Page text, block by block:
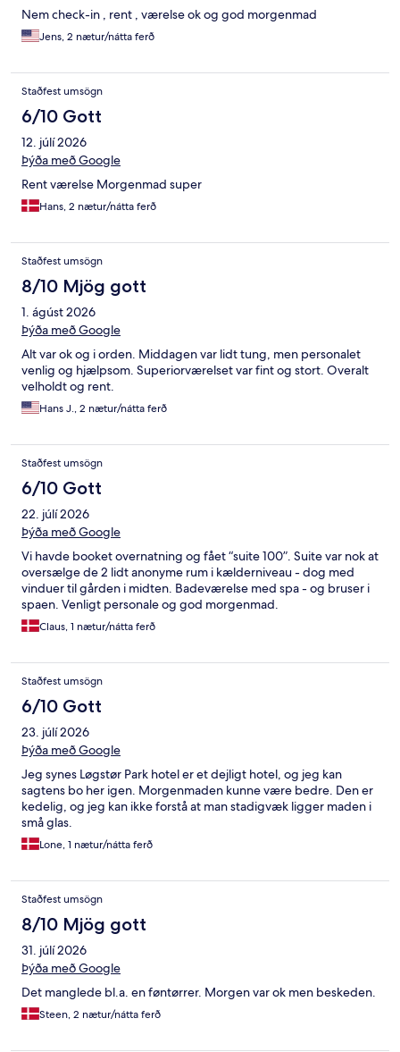
Nem check-in , rent , værelse ok og god morgenmad
Jens, 2 nætur/nátta ferð
Staðfest umsögn
6/10 Gott
12. júlí 2026
Þýða með Google
Rent værelse Morgenmad super
Hans, 2 nætur/nátta ferð
Staðfest umsögn
8/10 Mjög gott
1. ágúst 2026
Þýða með Google
Alt var ok og i orden. Middagen var lidt tung, men personalet
venlig og hjælpsom. Superiorværelset var fint og stort. Overalt
velholdt og rent.
Hans J., 2 nætur/nátta ferð
Staðfest umsögn
6/10 Gott
22. júlí 2026
Þýða með Google
Vi havde booket overnatning og fået “suite 100”. Suite var nok at
oversælge de 2 lidt anonyme rum i kælderniveau - dog med
vinduer til gården i midten. Badeværelse med spa - og bruser i
spaen. Venligt personale og god morgenmad.
Claus, 1 nætur/nátta ferð
Staðfest umsögn
6/10 Gott
23. júlí 2026
Þýða með Google
Jeg synes Løgstør Park hotel er et dejligt hotel, og jeg kan
sagtens bo her igen. Morgenmaden kunne være bedre. Den er
kedelig, og jeg kan ikke forstå at man stadigvæk ligger maden i
små glas.
Lone, 1 nætur/nátta ferð
Staðfest umsögn
8/10 Mjög gott
31. júlí 2026
Þýða með Google
Det manglede bl.a. en føntørrer. Morgen var ok men beskeden.
Steen, 2 nætur/nátta ferð